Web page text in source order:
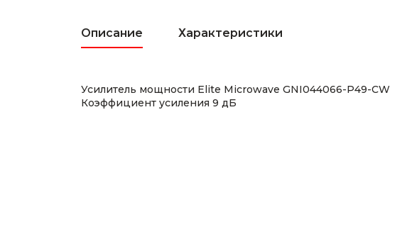
Описание Характеристики
Усилитель мощности Elite Microwave GNI044066-P49-CW
Коэффициент усиления 9 дБ